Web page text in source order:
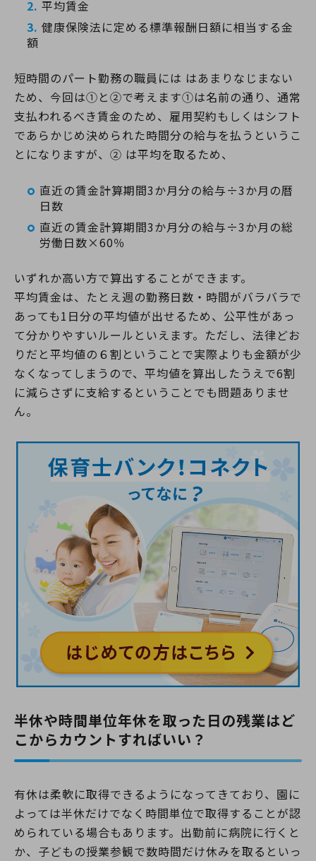
平均賃金
健康保険法に定める標準報酬日額に相当する金
額
短時間のパート勤務の職員には はあまりなじまない
ため、今回は①と②で考えます①は名前の通り、通常
支払われるべき賃金のため、雇用契約もしくはシフト
であらかじめ決められた時間分の給与を払うというこ
とになりますが、② は平均を取るため、
直近の賃金計算期間3か月分の給与÷3か月の暦
日数
直近の賃金計算期間3か月分の給与÷3か月の総
労働日数×60％
いずれか高い方で算出することができます。
平均賃金は、たとえ週の勤務日数・時間がバラバラで
あっても1日分の平均値が出せるため、公平性があっ
て分かりやすいルールといえます。ただし、法律どお
りだと平均値の６割ということで実際よりも金額が少
なくなってしまうので、平均値を算出したうえで6割
に減らさずに支給するということでも問題ありませ
ん。
半休や時間単位年休を取った日の残業はど
こからカウントすればいい？
有休は柔軟に取得できるようになってきており、園に
よっては半休だけでなく時間単位で取得することが認
められている場合もあります。出勤前に病院に行くと
か、子どもの授業参観で数時間だけ休みを取るといっ